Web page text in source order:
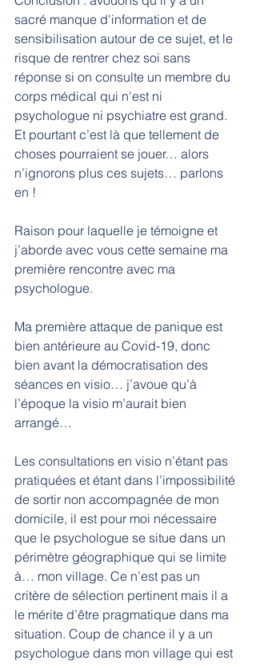
sacré manque d'information et de
sensibilisation autour de ce sujet, et le
risque de rentrer chez soi sans
réponse si on consulte un membre du
corps médical qui n'est ni
psychologue ni psychiatre est grand.
Et pourtant c’est là que tellement de
choses pourraient se jouer… alors
n’ignorons plus ces sujets… parlons
en !
Raison pour laquelle je témoigne et
j’aborde avec vous cette semaine ma
première rencontre avec ma
psychologue.
Ma première attaque de panique est
bien antérieure au Covid-19, donc
bien avant la démocratisation des
séances en visio… j’avoue qu’à
l’époque la visio m’aurait bien
arrangé…
Les consultations en visio n’étant pas
pratiquées et étant dans l’impossibilité
de sortir non accompagnée de mon
domicile, il est pour moi nécessaire
que le psychologue se situe dans un
périmètre géographique qui se limite
à… mon village. Ce n’est pas un
critère de sélection pertinent mais il a
le mérite d’être pragmatique dans ma
situation. Coup de chance il y a un
psychologue dans mon village qui est